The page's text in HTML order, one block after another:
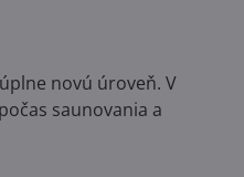
novú úroveň. V
saunovania a